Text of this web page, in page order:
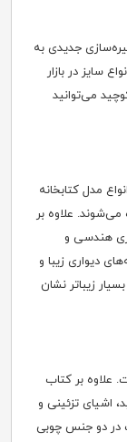
جدیدی به
سایز در بازار
می‌توانید
مدل کتابخانه
علاوه بر
هندسی و
دیواری زیبا و
زیباتر نشان
علاوه بر کتاب
اشیای تزئینی و
در دو جنس چوبی